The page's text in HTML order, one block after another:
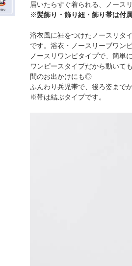
届いたらすぐ着られる、ノース
※髪飾り・飾り紐・飾り帯は付
浴衣風に衽をつけたノースリタ
です。浴衣・ノースリーブワン
ノースリワンピタイプで、簡単
ワンピースタイプだから動いて
間のお出かけにも◎
ふんわり兵児帯で、後ろ姿まで
※帯は結ぶタイプです。